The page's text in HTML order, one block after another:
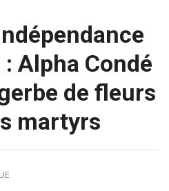
Alpha Condé
de fleurs
martyrs